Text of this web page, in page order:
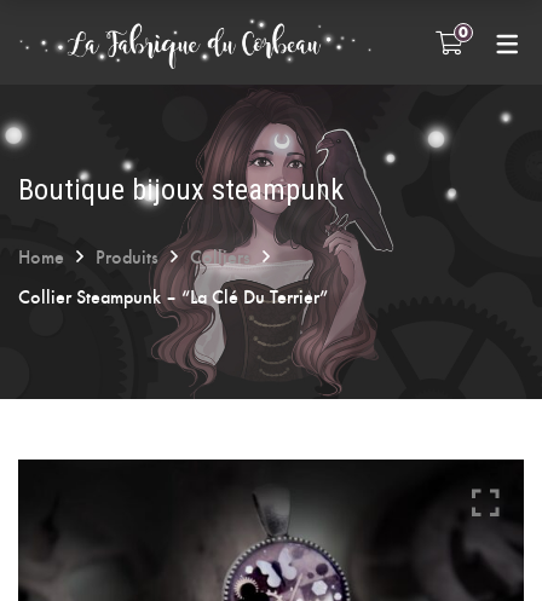
INFOS PRATIQUES
A propos
Entretien des bijoux
0
Boutique bijoux steampunk
Home Produits
Colliers
Collier Steampunk – “La Clé Du Terrier”